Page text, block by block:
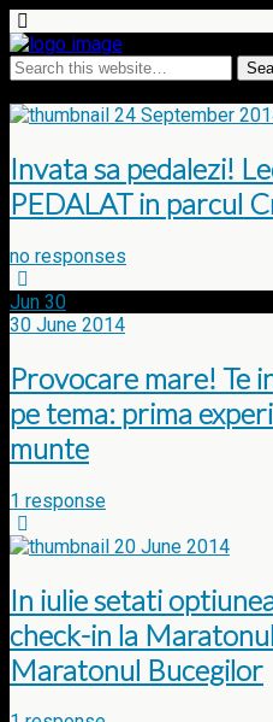
24 September
Invata sa pedalezi!
PEDALAT in parcul
no responses
Jun 30
30 June 2014
Provocare mare! Te
pe tema: prima
munte
1 response
20 June 2014
In iulie setati
check-in la
Maratonul Bucegilor